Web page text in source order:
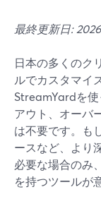
最終更新日:
日本の多くのク
ルでカスタマイ
StreamYardを
アウト、オーバ
は不要です。も
ースなど、より
必要な場合のみ
を持つツールが